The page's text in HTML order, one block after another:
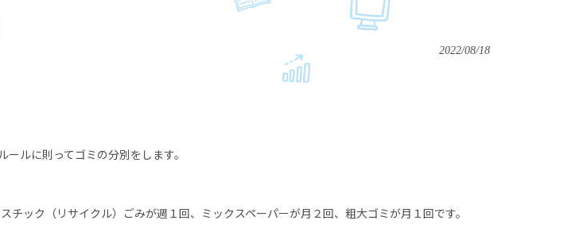
2022/08/18
ルに則ってゴミの分別をします。
ック（リサイクル）ごみが週１回、ミックスペーパーが月２回、粗大ゴミが月１回です。